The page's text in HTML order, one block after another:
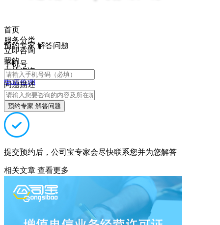
首页
服务分类
立即咨询
我的
在线咨询
电话咨询
预约专家 解答问题
手机号
问题描述
预约专家 解答问题
提交预约后，公司宝专家会尽快联系您并为您解答
相关文章 查看更多